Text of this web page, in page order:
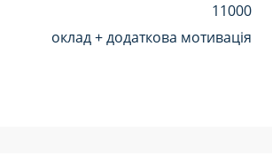
11000
оклад + додаткова мотивація